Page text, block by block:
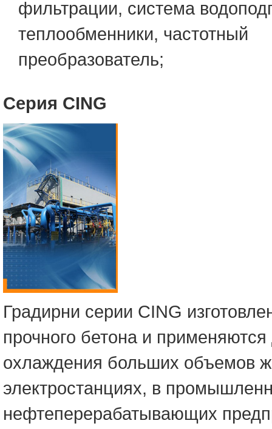
фильтрации, система
теплообменники, частотный
преобразователь;
Серия CING
Градирни серии CING
прочного бетона и
охлаждения больших объемов
электростанциях, в
нефтеперерабатывающих